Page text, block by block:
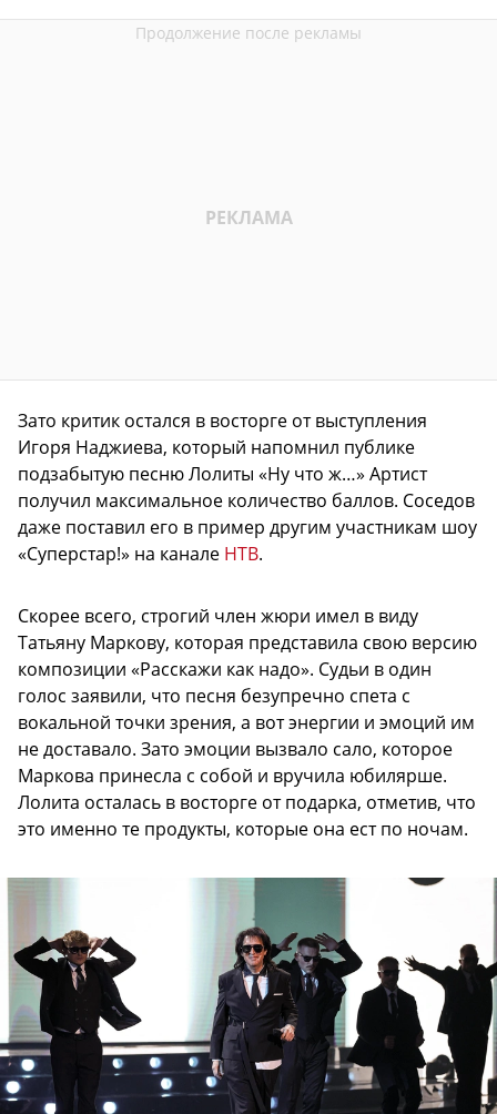
Зато критик остался в восторге от выступления
Игоря Наджиева, который напомнил публике
подзабытую песню Лолиты «Ну что ж…» Артист
получил максимальное количество баллов. Соседов
даже поставил его в пример другим участникам шоу
«Суперстар!» на канале НТВ.
Скорее всего, строгий член жюри имел в виду
Татьяну Маркову, которая представила свою версию
композиции «Расскажи как надо». Судьи в один
голос заявили, что песня безупречно спета с
вокальной точки зрения, а вот энергии и эмоций им
не доставало. Зато эмоции вызвало сало, которое
Маркова принесла с собой и вручила юбилярше.
Лолита осталась в восторге от подарка, отметив, что
это именно те продукты, которые она ест по ночам.